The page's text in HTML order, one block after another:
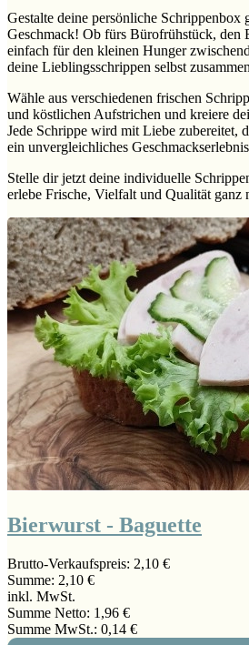
Gestalte deine persönliche Schrippenbox
Geschmack! Ob fürs Bürofrühstück, den
einfach für den kleinen Hunger
deine Lieblingsschrippen selbst
Wähle aus verschiedenen frischen
und köstlichen Aufstrichen und kreiere
Jede Schrippe wird mit Liebe zubereitet,
ein unvergleichliches
Stelle dir jetzt deine individuelle
erlebe Frische, Vielfalt und Qualität ganz
Bierwurst - Baguette
Brutto-Verkaufspreis: 2,10 €
Summe: 2,10 €
inkl. MwSt.
Summe Netto: 1,96 €
Summe MwSt.: 0,14 €